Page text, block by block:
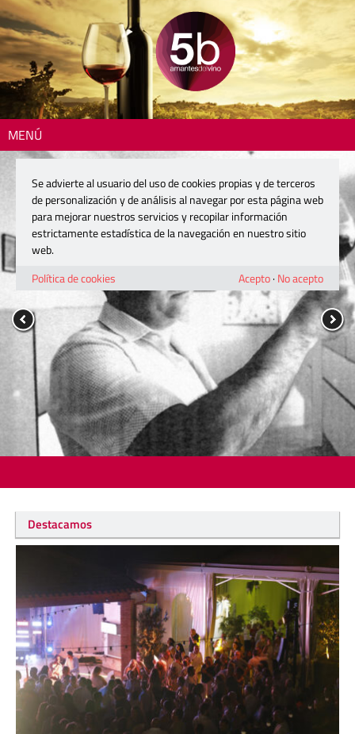
MENÚ
Destacamos
Se advierte al usuario del uso de cookies propias y de terceros
de personalización y de análisis al navegar por esta página web
para mejorar nuestros servicios y recopilar información
estrictamente estadística de la navegación en nuestro sitio
web.
Política de cookies
Acepto· No acepto